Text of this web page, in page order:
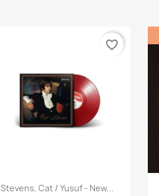
 Vista rápida
Stevens, Cat / Yusuf - New...
favorite_border